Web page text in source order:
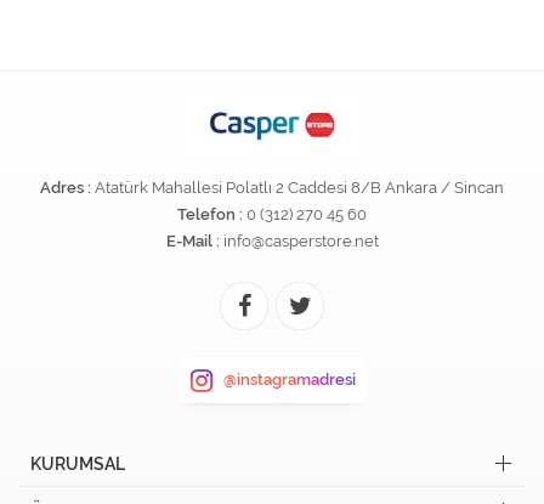
Adres : Atatürk Mahallesi Polatlı 2 Caddesi 8/B Ankara / Sincan
Telefon : 0 (312) 270 45 60
E-Mail : info@casperstore.net
@instagramadresi
KURUMSAL